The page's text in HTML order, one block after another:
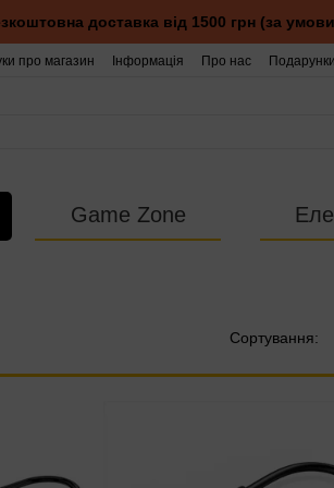
доставка від 1500 грн (за
про магазин Інформація Про нас
Game Zone
Сортування: